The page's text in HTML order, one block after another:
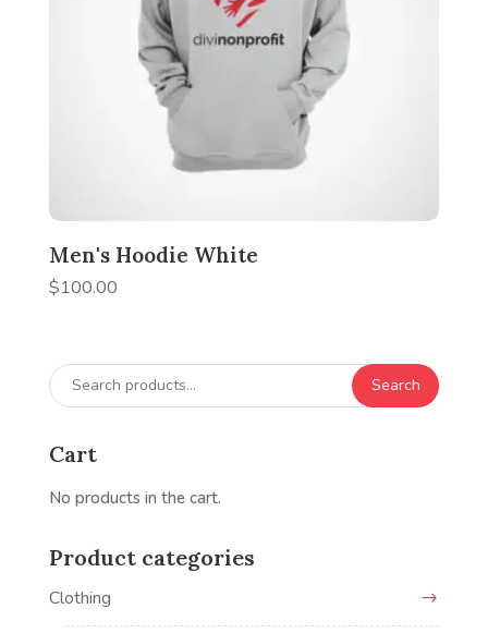
Men's Hoodie White
$100.00
Search
for:
Search
Cart
No products in the cart.
Product categories
Clothing